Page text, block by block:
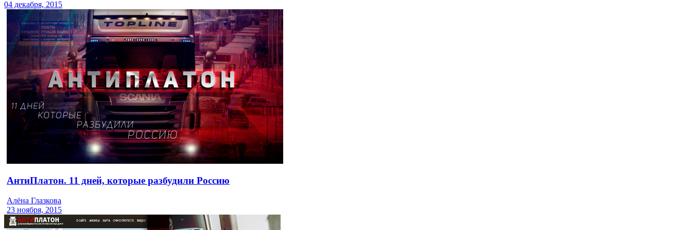
04 декабря, 2015
АнтиПлатон. 11 дней, которые разбудили Россию
Алёна Глазкова
23 ноября, 2015